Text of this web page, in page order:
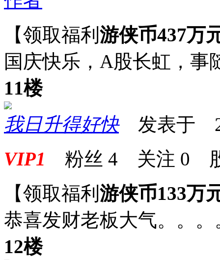
【领取福利 游侠币437万
国庆快乐，A股长虹，事
11楼
我日升得好快发表于
VIP1 粉丝 4 关注 0
【领取福利 游侠币133万
恭喜发财老板大气。。
12楼